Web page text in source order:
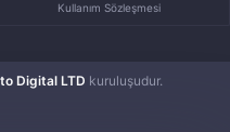
Digital LTD kuruluşudur.
Kullanım Sözleşmesi